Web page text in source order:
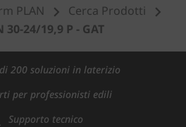
PLAN
Cerca Prodotti
24/19,9 P - GAT
200 soluzioni in laterizio
per professionisti edili
Supporto tecnico